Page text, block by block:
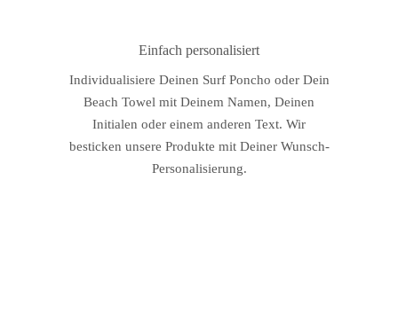
Einfach personalisiert
Individualisiere Deinen Surf Poncho oder Dein
Beach Towel mit Deinem Namen, Deinen
Initialen oder einem anderen Text. Wir
besticken unsere Produkte mit Deiner Wunsch-
Personalisierung.